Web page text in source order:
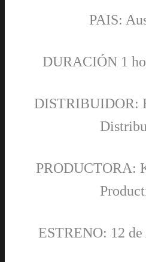
PAIS:
DURACIÓN 1
DISTRIBUIDOR:
PRODUCTORA:
ESTRENO: 12